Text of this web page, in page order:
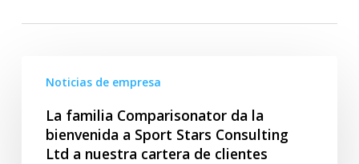
familia
Comparisonator
Noticias de empresa
La familia Comparisonator da la
bienvenida a Sport Stars Consulting
Ltd a nuestra cartera de clientes